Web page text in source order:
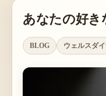
あなたの好き
BLOG ウェルスダ